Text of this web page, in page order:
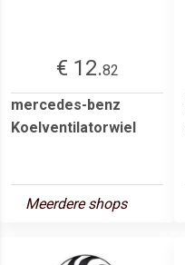
€ 12.82
mercedes-benz
Koelventilatorwiel
Meerdere shops